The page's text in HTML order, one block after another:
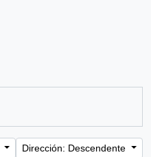
Dirección: Descendente